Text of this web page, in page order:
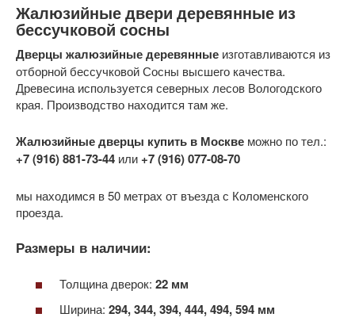
Жалюзийные двери деревянные из
бессучковой сосны
Дверцы жалюзийныедеревянные изготавливаются из
отборной бессучковой Сосны высшего качества.
Древесина используется северных лесов Вологодского
края. Производство находится там же.
Жалюзийныедверцы купить в Москве можно по тел.:
+7 (916) 881-73-44 или +7 (916) 077-08-70
мы находимся в 50 метрах от въезда с Коломенского
проезда.
Размеры в наличии:
Толщина дверок: 22 мм
Ширина: 294, 344, 394, 444, 494, 594 мм